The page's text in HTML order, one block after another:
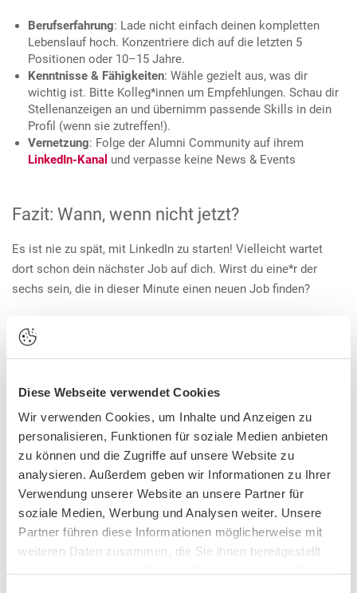
Diese Webseite verwendet Cookies
Wir verwenden Cookies, um Inhalte und Anzeigen zu
personalisieren, Funktionen für soziale Medien anbieten
zu können und die Zugriffe auf unsere Website zu
analysieren. Außerdem geben wir Informationen zu Ihrer
Verwendung unserer Website an unsere Partner für
soziale Medien, Werbung und Analysen weiter. Unsere
Partner führen diese Informationen möglicherweise mit
weiteren Daten zusammen, die Sie ihnen bereitgestellt
Berufserfahrung: Lade nicht einfach deinen kompletten
Lebenslauf hoch. Konzentriere dich auf die letzten 5
Positionen oder 10–15 Jahre.
Kenntnisse & Fähigkeiten: Wähle gezielt aus, was dir
wichtig ist. Bitte Kolleg*innen um Empfehlungen. Schau dir
Stellenanzeigen an und übernimm passende Skills in dein
Profil (wenn sie zutreffen!).
Vernetzung: Folge der Alumni Community auf ihrem
LinkedIn-Kanal und verpasse keine News & Events
Fazit: Wann, wenn nicht jetzt?
Es ist nie zu spät, mit LinkedIn zu starten! Vielleicht wartet
dort schon dein nächster Job auf dich. Wirst du eine*r der
sechs sein, die in dieser Minute einen neuen Job finden?
Wien, Netzwerk-Expertin und hat
über 5.000 Follower*innen auf
LinkedIn.
„Ohne LinkedIn würden wir viele
spannende Absolvent*innen nie kennenlernen. Immerhin haben
sich fast 130.000 selbst als 'Alumni' der Uni Wien bezeichnet.
Genau dadurch können wir auch spannende neue
Persönlichkeiten kennen lernen, die noch nicht mit uns im